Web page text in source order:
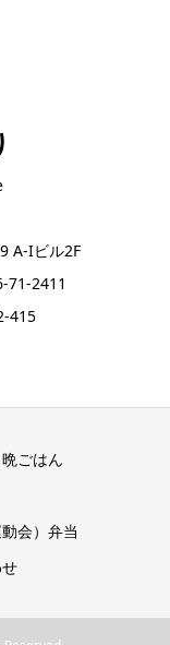
9 A-Iビル2F
71-2411
415
ごはん
会）弁当